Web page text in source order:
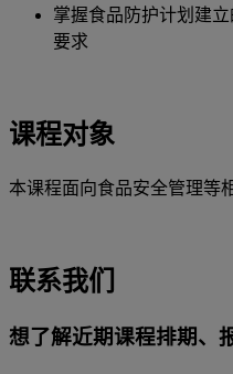
掌握食品防护计划建
要求
课程对象
本课程面向食品安全管理等
联系我们
想了解近期课程排期、